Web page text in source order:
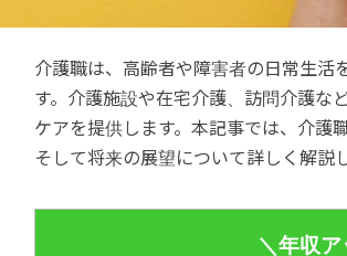
介護職は、高齢者や障害者の日常生活
す。介護施設や在宅介護、訪問介護な
ケアを提供します。本記事では、介護
そして将来の展望について詳しく解説し
＼年収